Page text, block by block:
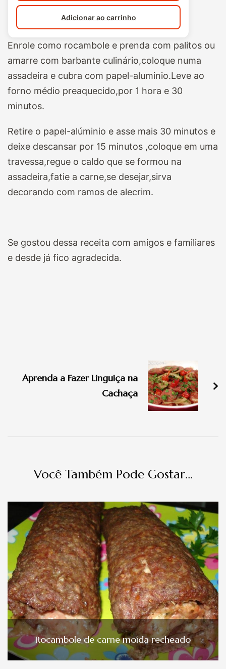
Adicionar ao carrinho
Enrole como rocambole e prenda com palitos ou
amarre com barbante culinário,coloque numa
assadeira e cubra com papel-aluminio.Leve ao
forno médio preaquecido,por 1 hora e 30
minutos.
Retire o papel-alúminio e asse mais 30 minutos e
deixe descansar por 15 minutos ,coloque em uma
travessa,regue o caldo que se formou na
assadeira,fatie a carne,se desejar,sirva
decorando com ramos de alecrim.
Se gostou dessa receita com amigos e familiares
e desde já fico agradecida.
post
Aprenda a Fazer Linguiça na
Cachaça
Você Também Pode Gostar...
Rocambole de carne moída recheado